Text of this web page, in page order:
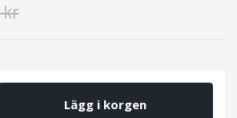
kr
Lägg i korgen